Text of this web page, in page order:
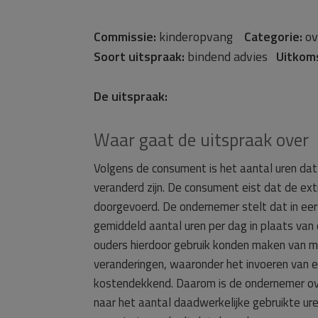
Commissie: kinderopvang Categorie:
Soort uitspraak: bindend advies
De uitspraak:
Waar gaat de uitspraak over
Volgens de consument is het aantal uren
veranderd zijn. De consument eist dat de
doorgevoerd. De ondernemer stelt dat in
gemiddeld aantal uren per dag in plaats
ouders hierdoor gebruik konden maken van
veranderingen, waaronder het invoeren
kostendekkend. Daarom is de ondernemer
naar het aantal daadwerkelijke gebruikte